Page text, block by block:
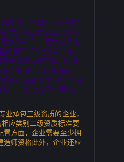
2018年7月25日取得建筑
发建筑工程施工总承包
筑群体 ？一建筑总承包
的施工128层及以下单
记拥有建筑工程相关专
能够履行合同和保证工
乡建设部于2014年11月
，一般分为四个等级，
承包三级资质的企业，
应类别二级资质标准要
方面，企业需要至少拥
造师资格此外，企业还应